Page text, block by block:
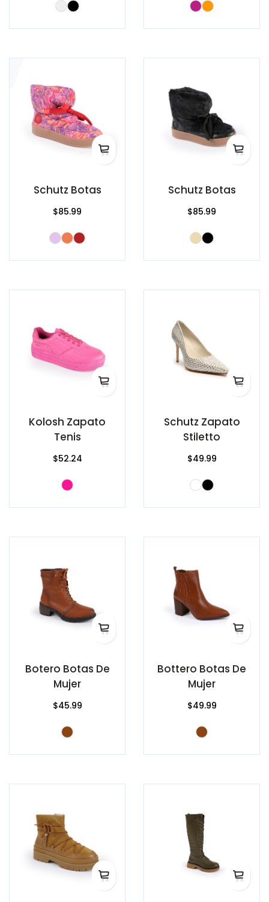
Schutz Botas
$85.99
Schutz Botas
$85.99
Kolosh Zapato
Tenis
$52.24
Schutz Zapato
Stiletto
$49.99
Botero Botas De
Mujer
$45.99
Bottero Botas De
Mujer
$49.99